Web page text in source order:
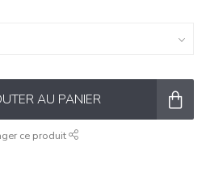
AU PANIER
ce produit